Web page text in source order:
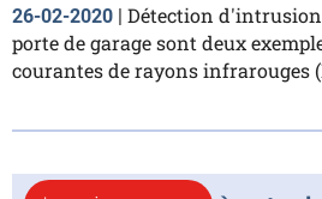
26-02-2020 | Détection
porte de garage sont deux
courantes de rayons infrarouges